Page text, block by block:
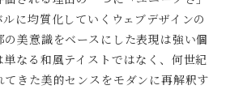
に均質化していくウェブデザインの
美意識をベースにした表現は強い個
なる和風テイストではなく、何世紀
てきた美的センスをモダンに再解釈す